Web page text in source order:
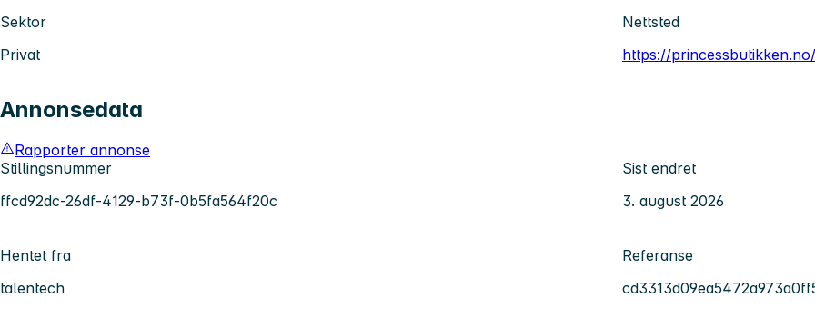
Sektor
Privat
Nettsted
https://princessbutikken.no/
Annonsedata
Rapporter annonse
Stillingsnummer
ffcd92dc-26df-4129-b73f-0b5fa564f20c
Sist endret
3. august 2026
Hentet fra
talentech
Referanse